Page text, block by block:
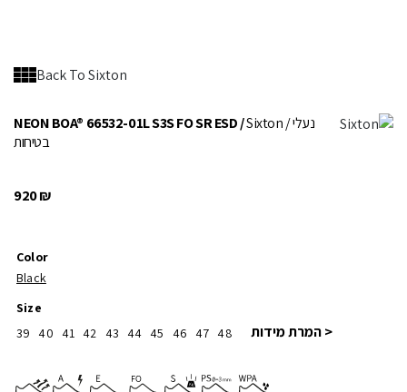
Back To Sixton
NEON BOA® 66532-01L S3S FO SR ESD /Sixton/ נעלי
בטיחות
920₪
Color
Black
Size
39
40 41 42 43 44 45 46 47 48 < המרת מידות